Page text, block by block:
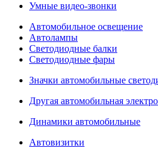
Умные видео-звонки
Автомобильное освещение
Автолампы
Светодиодные балки
Светодиодные фары
Значки автомобильные
Другая автомобильная
Динамики автомобильные
Автовизитки